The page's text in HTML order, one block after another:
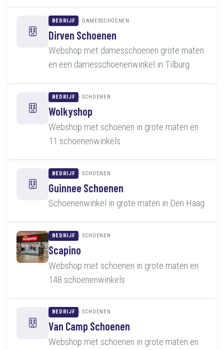
BEDRIJF DAMESSCHOENEN
Dirven Schoenen
Webshop met damesschoenen grote maten
en een damesschoenenwinkel in Tilburg
BEDRIJF SCHOENEN
Wolkyshop
Webshop met schoenen in grote maten en
11 schoenenwinkels
BEDRIJF SCHOENEN
Guinnee Schoenen
Schoenenwinkel in grote maten in Den Haag
BEDRIJF SCHOENEN
Scapino
Webshop met schoenen in grote maten en
148 schoenenwinkels
BEDRIJF SCHOENEN
Van Camp Schoenen
Webshop met schoenen in grote maten en